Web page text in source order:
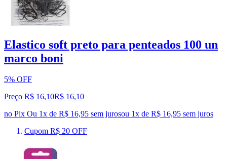
Elastico soft preto para penteados 100 un
marco boni
5% OFF
Preço R$ 16,10R$ 16,10
no Pix Ou 1x de R$ 16,95 sem jurosou 1x de R$ 16,95 sem juros
Cupom R$ 20 OFF